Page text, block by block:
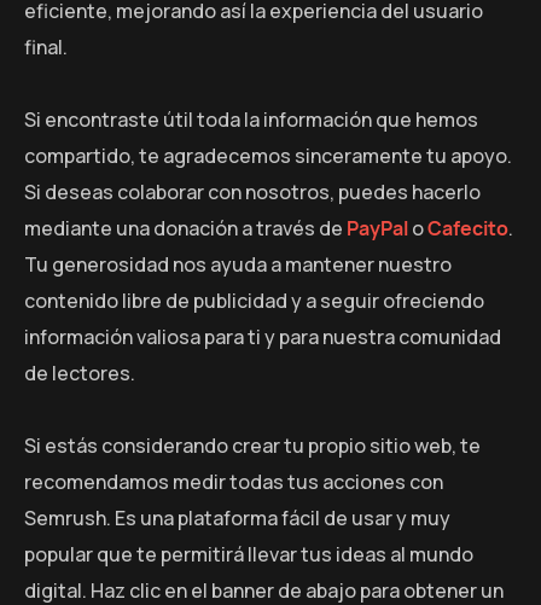
eficiente, mejorando así la experiencia del usuario
final.
Si encontraste útil toda la información que hemos
compartido, te agradecemos sinceramente tu apoyo.
Si deseas colaborar con nosotros, puedes hacerlo
mediante una donación a través de PayPaloCafecito.
Tu generosidad nos ayuda a mantener nuestro
contenido libre de publicidad y a seguir ofreciendo
información valiosa para ti y para nuestra comunidad
de lectores.
Si estás considerando crear tu propio sitio web, te
recomendamos medir todas tus acciones con
Semrush. Es una plataforma fácil de usar y muy
popular que te permitirá llevar tus ideas al mundo
digital. Haz clic en el banner de abajo para obtener un